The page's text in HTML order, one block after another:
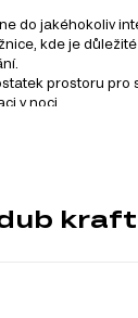
do jakéhokoliv
kde je důležité
prostoru pro
v noci.
systém